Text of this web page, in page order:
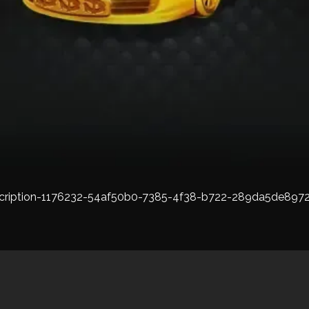
1176232-54af50b0-7385-4f38-b722-